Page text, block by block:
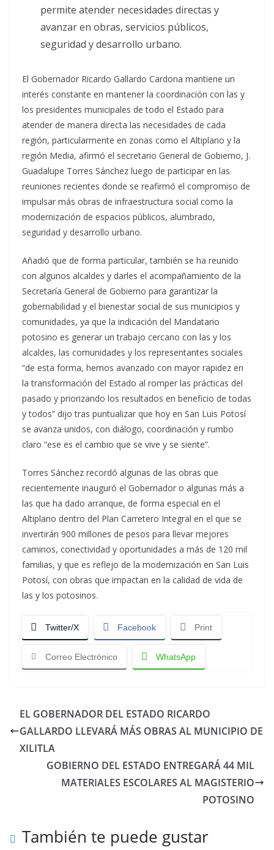
permite atender necesidades directas y
avanzar en obras, servicios públicos,
seguridad y desarrollo urbano.
El Gobernador Ricardo Gallardo Cardona mantiene un
interés constante en mantener la coordinación con las y
los presidentes municipales de todo el Estado para
atender de manera directa las necesidades de cada
región, particularmente en zonas como el Altiplano y la
región Media, afirmó el secretario General de Gobierno, J.
Guadalupe Torres Sánchez luego de participar en las
reuniones recientes donde se reafirmó el compromiso de
impulsar más obras de infraestructura social como la
modernización de espacios públicos, alumbrado,
seguridad y desarrollo urbano.
Añadió que de forma particular, también se ha reunido
con algunos alcaldes y darles el acompañamiento de la
Secretaría General de Gobierno para garantizar la
gobernabilidad y el bienestar social de sus municipios y
comunidades, ya que la indicación del Mandatario
potosino es generar un trabajo cercano con las y los
alcaldes, las comunidades y los representantes sociales
“de esta forma, hemos avanzado con mayor rapidez en
la transformación del Estado al romper las prácticas del
pasado y priorizando los resultados en beneficio de todas
y todos” dijo tras puntualizar que hoy en San Luis Potosí
se avanza unidos, con diálogo, coordinación y rumbo
claro “ese es el cambio que se vive y se siente”.
Torres Sánchez recordó algunas de las obras que
recientemente inauguró el Gobernador o algunas más a
las que ha dado arranque, de forma especial en el
Altiplano dentro del Plan Carretero Integral en el que se
invertirán 900 millones de pesos para llevar mejores
caminos, conectividad y oportunidades a más de 120 mil
familias, y que es reflejo de la modernización en San Luis
Potosí, con obras que impactan en la calidad de vida de
las y los potosinos.
Twitter/X Facebook Print
Correo Electrónico WhatsApp
EL GOBERNADOR DEL ESTADO RICARDO
GALLARDO LLEVARÁ MÁS OBRAS AL MUNICIPIO DE
XILITLA
GOBIERNO DEL ESTADO ENTREGARÁ 44 MIL
MATERIALES ESCOLARES AL MAGISTERIO
POTOSINO
También te puede gustar